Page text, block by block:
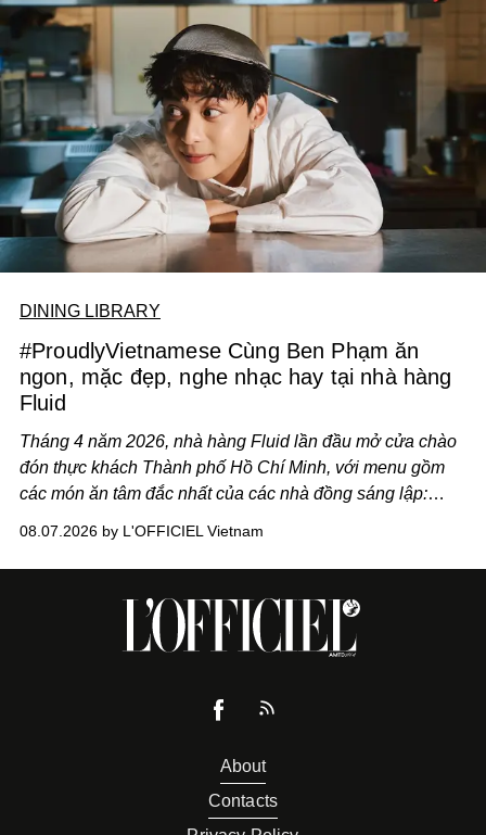
DINING LIBRARY
#ProudlyVietnamese Cùng Ben Phạm ăn
ngon, mặc đẹp, nghe nhạc hay tại nhà hàng
Fluid
Tháng 4 năm 2026, nhà hàng Fluid lần đầu mở cửa chào
đón thực khách Thành phố Hồ Chí Minh, với menu gồm
các món ăn tâm đắc nhất của các nhà đồng sáng lập:
món ăn đa dạng từ Á đến Âu nhanh chóng được yêu thích
nhờ cảm giác ngon miệng, thoải mái và cả khả năng
mang đến niềm vui cho thực khách.
08.07.2026 by L'OFFICIEL Vietnam
About
Contacts